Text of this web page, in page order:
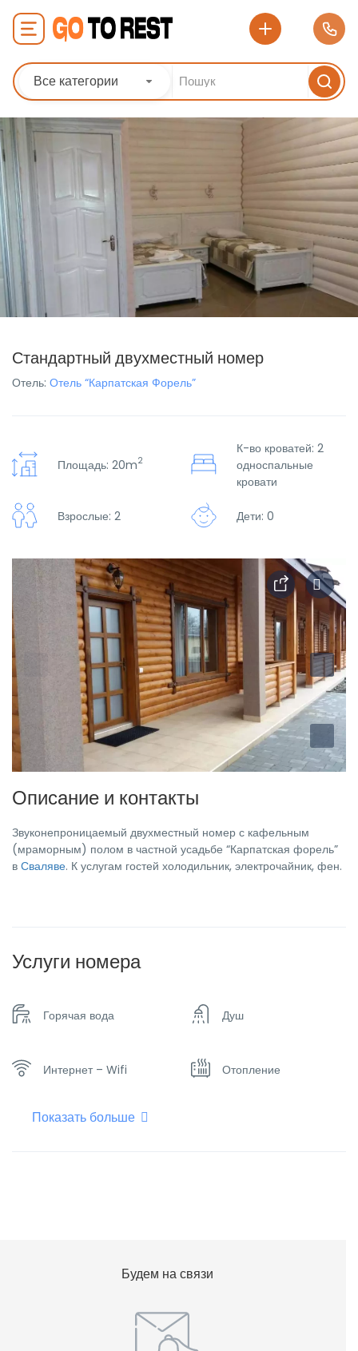
Все категории
Стандартный двухместный номер
Отель: Отель “Карпатская Форель”
Площадь: 20m2
К-во кроватей: 2
односпальные
кровати
Взрослые: 2 Дети: 0
Описание и контакты
Звуконепроницаемый двухместный номер с кафельным
(мраморным) полом в частной усадьбе “Карпатская форель”
в Сваляве. К услугам гостей холодильник, электрочайник, фен.
Услуги номера
Горячая вода Душ
Интернет – Wifi Отопление
Плоский телевизор
Показать больше
Будем на связи